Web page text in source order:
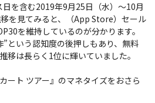
を含む2019年9月25日（水）～10月
を見てみると、（App Store）セール
を維持しているのが分かります。
という認知度の後押しもあり、無料
移は長らく1位に輝いていました。
ート ツアー』のマネタイズをおさら